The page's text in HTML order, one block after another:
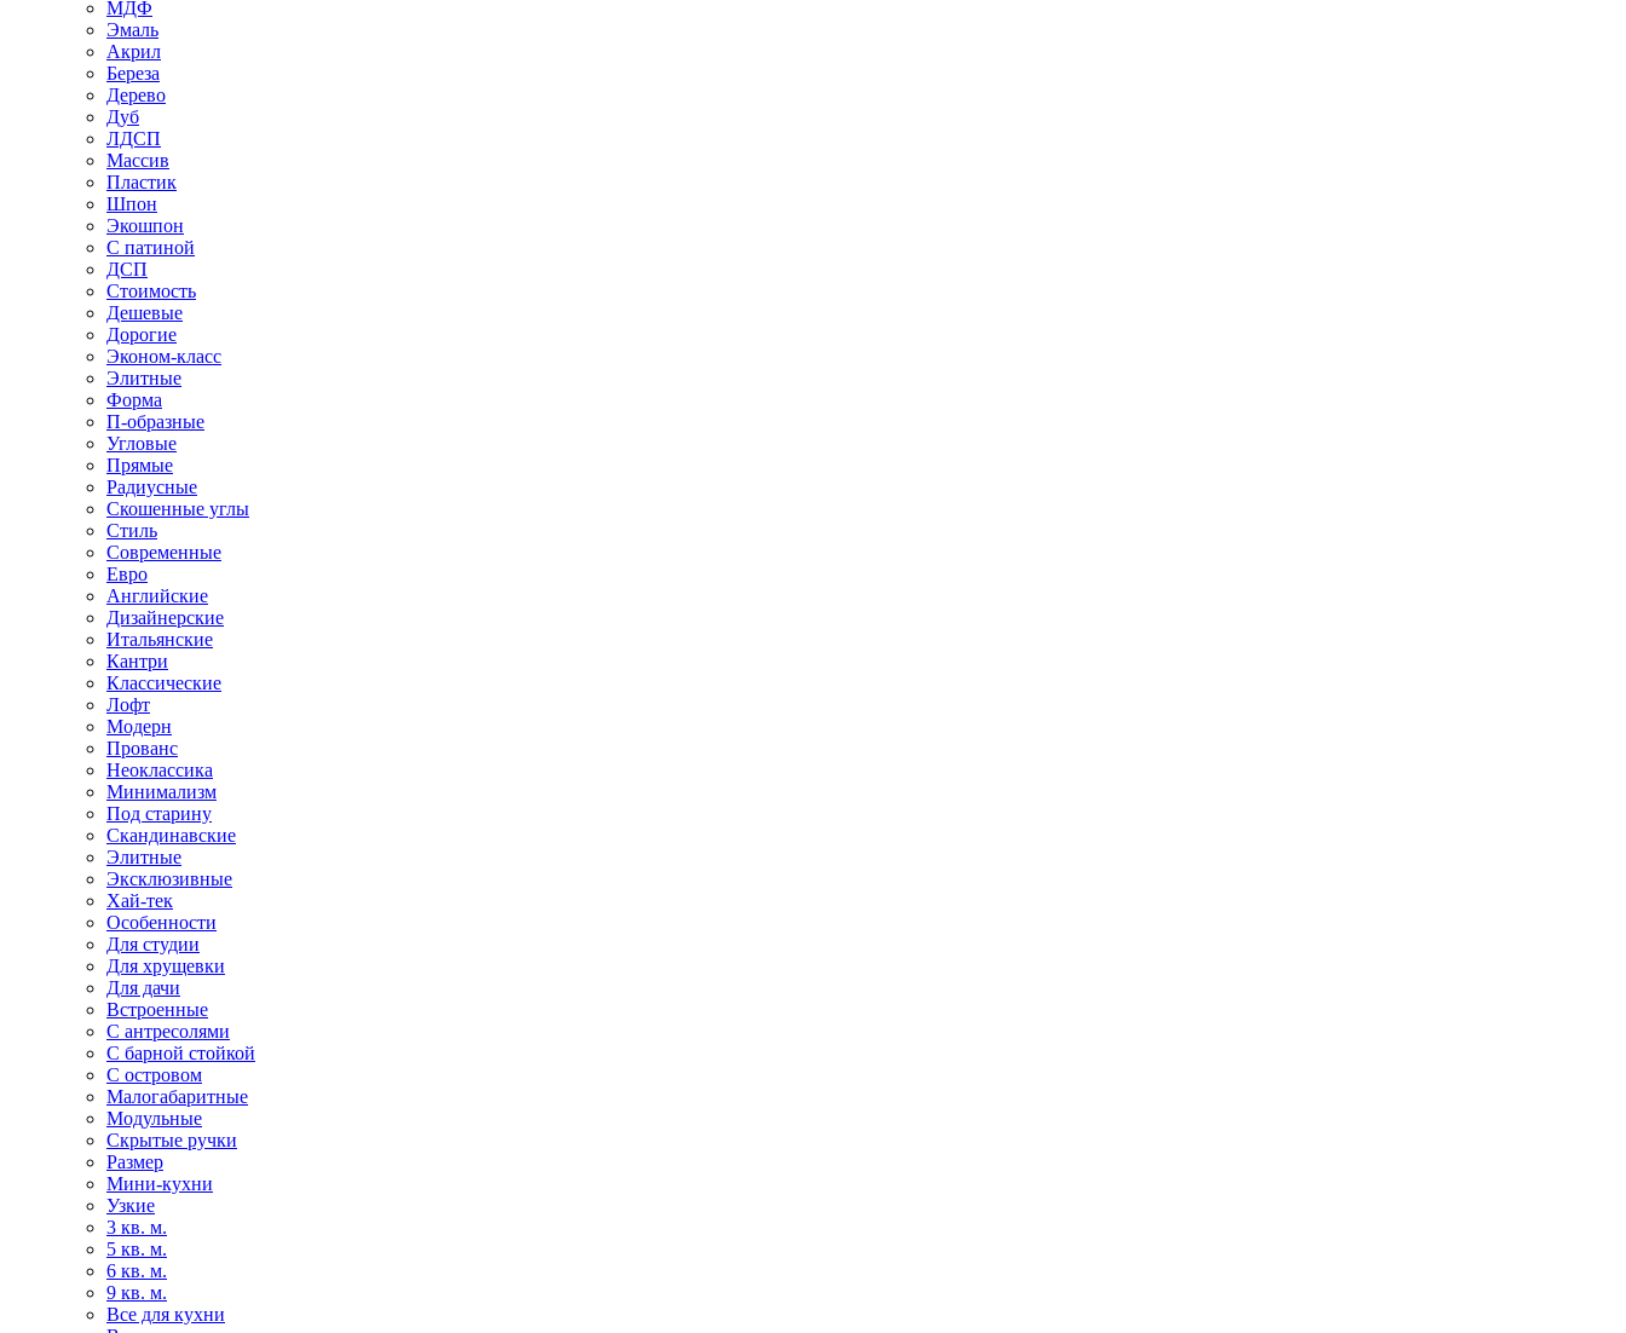
МДФ
Эмаль
Акрил
Береза
Дерево
Дуб
ЛДСП
Массив
Пластик
Шпон
Экошпон
С патиной
ДСП
Стоимость
Дешевые
Дорогие
Эконом-класс
Элитные
Форма
П-образные
Угловые
Прямые
Радиусные
Скошенные углы
Стиль
Современные
Евро
Английские
Дизайнерские
Итальянские
Кантри
Классические
Лофт
Модерн
Прованс
Неоклассика
Минимализм
Под старину
Скандинавские
Элитные
Эксклюзивные
Хай-тек
Особенности
Для студии
Для хрущевки
Для дачи
Встроенные
С антресолями
С барной стойкой
С островом
Малогабаритные
Модульные
Скрытые ручки
Размер
Мини-кухни
Узкие
3 кв. м.
5 кв. м.
6 кв. м.
9 кв. м.
Все для кухни